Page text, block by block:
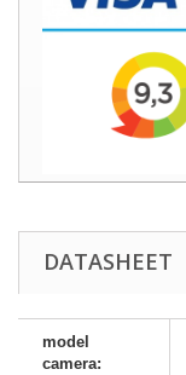
DATASHEET
model
camera: